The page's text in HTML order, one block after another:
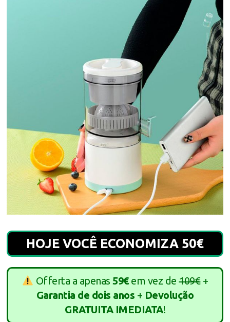
HOJE VOCÊ ECONOMIZA 50€
Offerta a apenas 59€em vez de109€+
Garantia de dois anos + Devolução
GRATUITA IMEDIATA!